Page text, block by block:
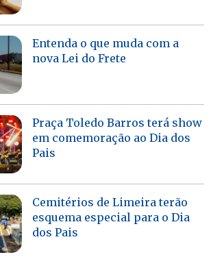
Entenda o que muda com a
nova Lei do Frete
Praça Toledo Barros terá show
em comemoração ao Dia dos
Pais
Cemitérios de Limeira terão
esquema especial para o Dia
dos Pais